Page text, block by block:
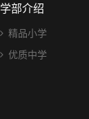
学部介绍
精品小学
优质中学